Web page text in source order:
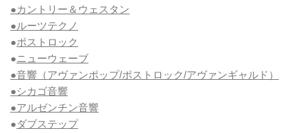
●カントリー＆ウェスタン
●ルーツテクノ
●ポストロック
●ニューウェーブ
●音響（アヴァンポップ/ポストロック/アヴァンギャルド）
●シカゴ音響
●アルゼンチン音響
●ダブステップ